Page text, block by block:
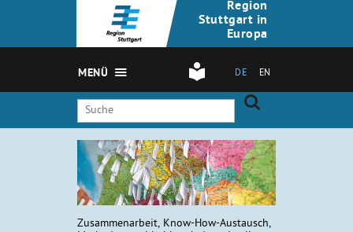
Region
Stuttgart in
Europa
DE EN
MENÜ
Zusammenarbeit, Know-How-Austausch,